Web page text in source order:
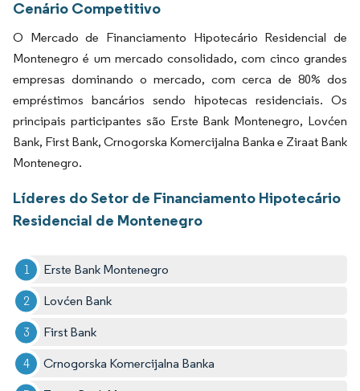
Cenário Competitivo
O Mercado de Financiamento Hipotecário Residencial de
Montenegro é um mercado consolidado, com cinco grandes
empresas dominando o mercado, com cerca de 80% dos
empréstimos bancários sendo hipotecas residenciais. Os
principais participantes são Erste Bank Montenegro, Lovćen
Bank, First Bank, Crnogorska Komercijalna Banka e Ziraat Bank
Montenegro.
Líderes do Setor de Financiamento Hipotecário
Residencial de Montenegro
Erste Bank Montenegro
Lovćen Bank
First Bank
Crnogorska Komercijalna Banka